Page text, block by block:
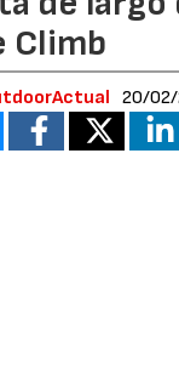
Climb
20/